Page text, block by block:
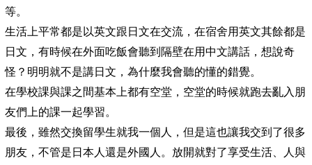
等。
生活上平常都是以英文跟日文在交流，在宿舍用英文其餘都是
日文，有時候在外面吃飯會聽到隔壁在用中文講話，想說奇
怪？明明就不是講日文，為什麼我會聽的懂的錯覺。
在學校課與課之間基本上都有空堂，空堂的時候就跑去亂入朋
友們上的課一起學習。
最後，雖然交換留學生就我一個人，但是這也讓我交到了很多
朋友，不管是日本人還是外國人。放開就對了享受生活、人與